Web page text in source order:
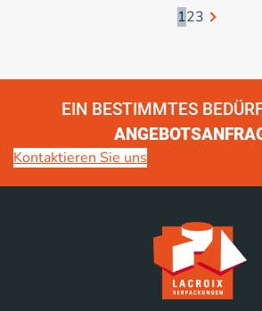
123
EIN BESTIMMTES
Kontaktieren Sie uns